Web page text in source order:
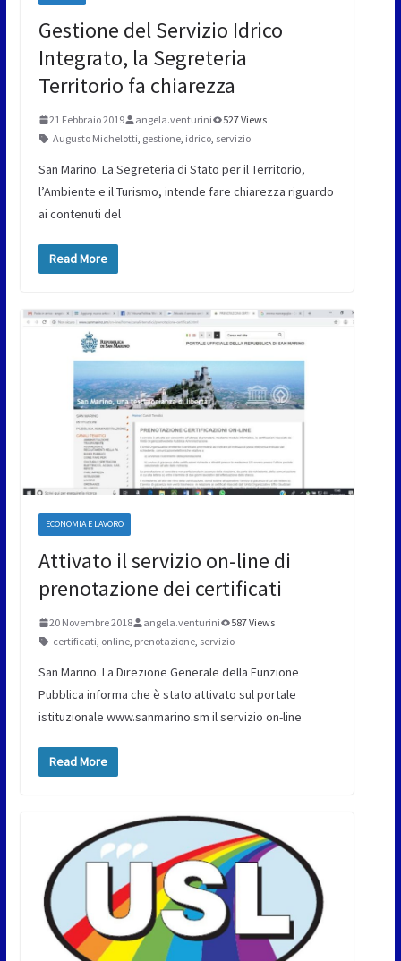
Gestione del Servizio Idrico
Integrato, la Segreteria
Territorio fa chiarezza
21 Febbraio 2019 angela.venturini
527 Views
Augusto Michelotti, gestione, idrico, servizio
San Marino. La Segreteria di Stato per il Territorio,
l’Ambiente e il Turismo, intende fare chiarezza riguardo
ai contenuti del
Read More
ECONOMIA E LAVORO
Attivato il servizio on-line di
prenotazione dei certificati
20 Novembre 2018 angela.venturini
587 Views
certificati, online, prenotazione, servizio
San Marino. La Direzione Generale della Funzione
Pubblica informa che è stato attivato sul portale
istituzionale www.sanmarino.sm il servizio on-line
Read More